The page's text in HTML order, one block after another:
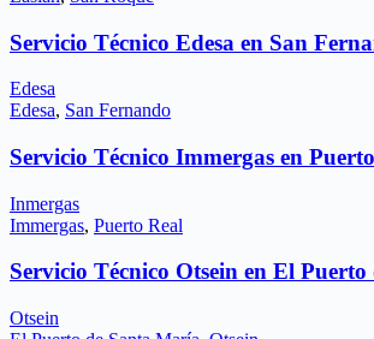
Servicio Técnico Edesa en San
Edesa
Edesa, San Fernando
Servicio Técnico Immergas en
Inmergas
Immergas, Puerto Real
Servicio Técnico Otsein en El
Otsein